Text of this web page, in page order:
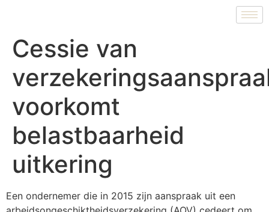
Cessie van
voorkomt
belastbaarheid
uitkering
Een ondernemer die in 2015 zijn aanspraak uit een